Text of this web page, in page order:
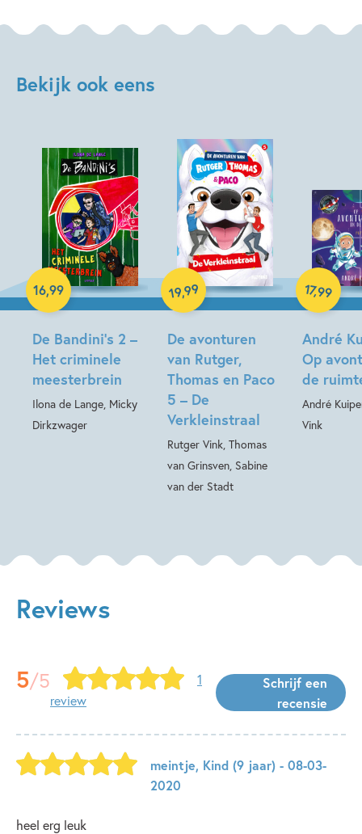
Bekijk ook eens
De Bandini’s 2 –
Het criminele
meesterbrein
Ilona de Lange, Micky
Dirkzwager
16,99
Hardcover
De avonturen
van Rutger,
Thomas en Paco
5 – De
Verkleinstraal
Rutger Vink, Thomas
van Grinsven, Sabine
van der Stadt
19,99
Hardcover
André
Op
de
André
Vink
17,99
Hardcover
Reviews
5/5
1
review
Schrijf een
recensie
meintje, Kind (9 jaar) - 08-03-
2020
heel erg leuk